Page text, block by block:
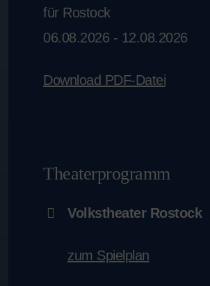
für Rostock
06.08.2026 - 12.08.2026
Download PDF-Datei
Theaterprogramm
Volkstheater Rostock
zum Spielplan